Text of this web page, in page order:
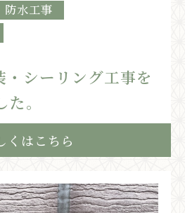
防水工事
シーリング工事を
。
くはこちら